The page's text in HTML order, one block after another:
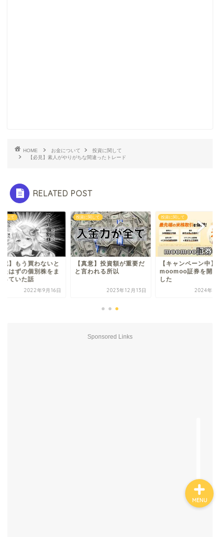
HOME お金について
投資に関して
【必見】素人がやりがちな間違ったトレード
RELATED POST
関して
記】もう買わないと
たはずの個別株をま
っていた話
2022年9月16日
投資に関して
【真意】投資額が重要だ
と言われる所以
2023年12月13日
投資に関して
【キャンペーン中】
moomoo証券を開設
した
2024年3
Sponsored Links
MENU